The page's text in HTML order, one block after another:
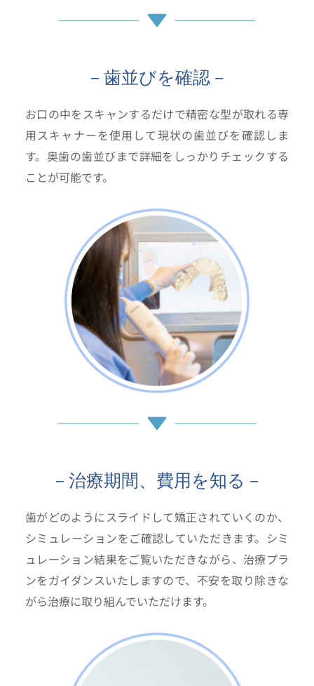
－​歯並びを確認－
お口の中をスキャンするだけで精密な型が取れる専
用スキャナーを使用して現状の歯並びを確認しま
す。奥歯の歯並びまで詳細をしっかりチェックする
ことが可能です。
－治療期間、費用を知る－
歯がどのようにスライドして矯正されていくのか、
シミュレーションをご確認していただきます。シミ
ュレーション結果をご覧いただきながら、治療プラ
ンをガイダンスいたしますので、不安を取り除きな
がら治療に取り組んでいただけます。